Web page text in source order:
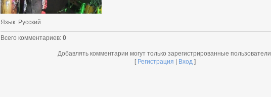
Язык: Русский
Всего комментариев: 0
Добавлять комментарии могут только зарегистрированные пользователи.
[ Регистрация | Вход ]